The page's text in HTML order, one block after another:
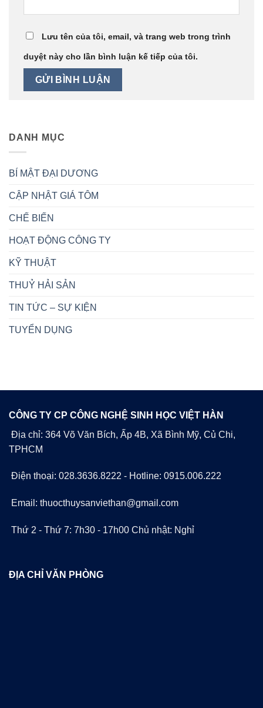
Lưu tên của tôi, email, và trang web trong trình
duyệt này cho lần bình luận kế tiếp của tôi.
DANH MỤC
BÍ MẬT ĐẠI DƯƠNG
CẬP NHẬT GIÁ TÔM
CHẾ BIẾN
HOẠT ĐỘNG CÔNG TY
KỸ THUẬT
THUỶ HẢI SẢN
TIN TỨC – SỰ KIỆN
TUYỂN DỤNG
CÔNG TY CP CÔNG NGHỆ SINH HỌC VIỆT HÀN
Địa chỉ: 364 Võ Văn Bích, Ấp 4B, Xã Bình Mỹ, Củ Chi,
TPHCM
Điện thoại: 028.3636.8222 - Hotline: 0915.006.222
Email: thuocthuysanviethan@gmail.com
Thứ 2 - Thứ 7: 7h30 - 17h00 Chủ nhật: Nghỉ
ĐỊA CHỈ VĂN PHÒNG